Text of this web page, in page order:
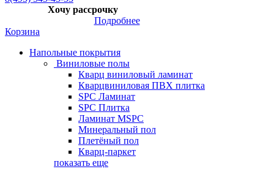
Хочу рассрочку
Подробнее
Корзина
Напольные покрытия
Виниловые полы
Кварц виниловый ламинат
Кварцвиниловая ПВХ плитка
SPC Ламинат
SPC Плитка
Ламинат MSPC
Минеральный пол
Плетёный пол
Кварц-паркет
показать еще